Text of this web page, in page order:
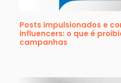
Posts impulsionados e
influencers: o que é
campanhas